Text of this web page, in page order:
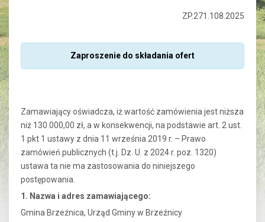
ZP.271.108.2025
Zaproszenie do składania ofert
Zamawiający oświadcza, iż wartość zamówienia jest niższa
niż 130.000,00 zł, a w konsekwencji, na podstawie art. 2 ust.
1 pkt 1 ustawy z dnia 11 września 2019 r. – Prawo
zamówień publicznych (t.j. Dz. U. z 2024 r. poz. 1320)
ustawa ta nie ma zastosowania do niniejszego
postępowania.
1. Nazwa i adres zamawiającego:
Gmina Brzeźnica, Urząd Gminy w Brzeźnicy